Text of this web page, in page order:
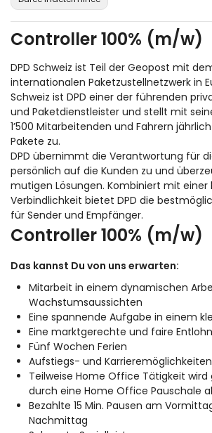
Controller 100% (m/w)
DPD Schweiz ist Teil der Geopost mit
internationalen Paketzustellnetzwerk in
Schweiz ist DPD einer der führenden
und Paketdienstleister und stellt mit
1’500 Mitarbeitenden und Fahrern
Pakete zu.
DPD übernimmt die Verantwortung für
persönlich auf die Kunden zu und
mutigen Lösungen. Kombiniert mit einer
Verbindlichkeit bietet DPD die
für Sender und Empfänger.
Controller 100% (m/w)
Das kannst Du von uns erwarten:
Mitarbeit in einem dynamischen
Wachstumsaussichten
Eine spannende Aufgabe in einem
Eine marktgerechte und faire
Fünf Wochen Ferien
Aufstiegs- und Karrieremöglichkeiten
Teilweise Home Office Tätigkeit
durch eine Home Office Pauschale
Bezahlte 15 Min. Pausen am
Nachmittag